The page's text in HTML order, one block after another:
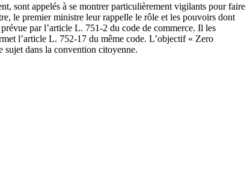
sont appelés à se montrer particulièrement vigilants pour faire
le premier ministre leur rappelle le rôle et les pouvoirs dont
par l’article L. 751-2 du code de commerce. Il les
l’article L. 752-17 du même code. L’objectif « Zero
sujet dans la convention citoyenne.